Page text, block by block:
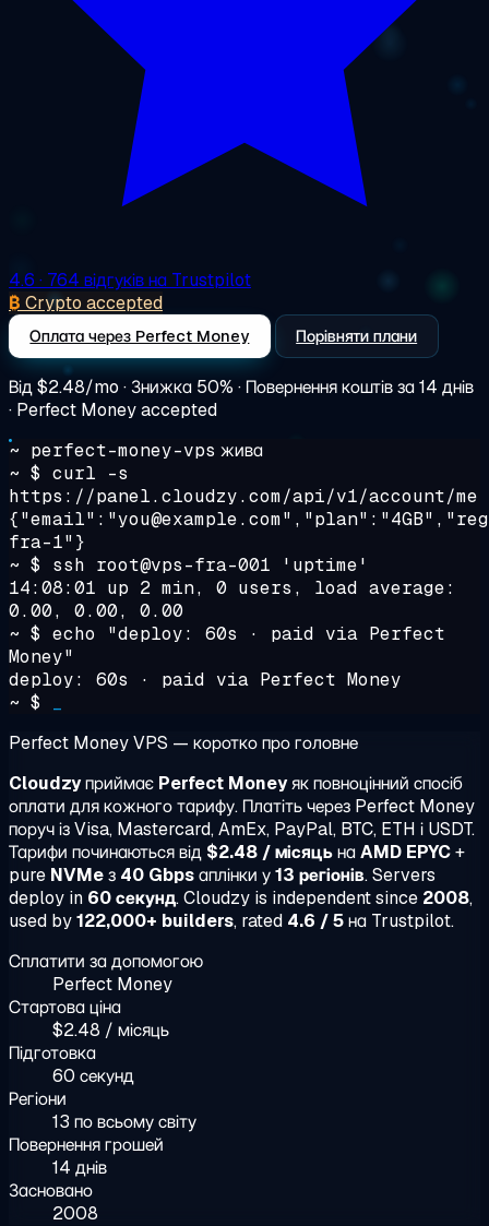
4.6 · 764 відгуків на Trustpilot
₿ Crypto accepted
Оплата через Perfect Money Порівняти плани
Від$2.48/mo · Знижка 50% · Повернення коштів за 14 днів
· Perfect Money accepted
~ perfect-money-vps жива
~ $ curl -s
https://panel.cloudzy.com/api/v1/account/me
fra-1"}
~ $
ssh root@vps-fra-001 'uptime'
14:08:01 up 2 min, 0 users, load average:
0.00, 0.00, 0.00
~ $ echo "deploy: 60s · paid via Perfect
Money"
deploy: 60s · paid via Perfect Money
~ $
Perfect Money VPS — коротко про головне
Cloudzyприймає Perfect Moneyяк повноцінний спосіб
оплати для кожного тарифу. Платіть через Perfect Money
поруч із Visa, Mastercard, AmEx, PayPal, BTC, ETH і USDT.
Тарифи починаються від $2.48 / місяцьнаAMD EPYC+
pure NVMeз 40 Gbpsаплінки у13 регіонів. Servers
deploy in 60 секунд. Cloudzy is independent since 2008,
used by122,000+ builders, rated 4.6 / 5на Trustpilot.
Сплатити за допомогою
Perfect Money
Стартова ціна
$2.48 / місяць
Підготовка
60 секунд
Регіони
13 по всьому світу
Повернення грошей
14 днів
Засновано
2008